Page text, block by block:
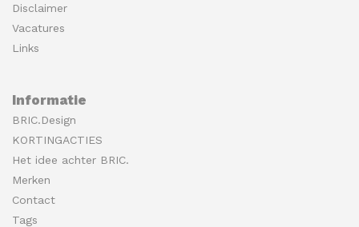
Disclaimer
Vacatures
Links
Informatie
BRIC.Design
KORTINGACTIES
Het idee achter BRIC.
Merken
Contact
Tags